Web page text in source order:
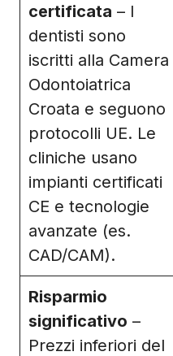
certificata – I
dentisti sono
iscritti alla Camera
Odontoiatrica
Croata e seguono
protocolli UE. Le
cliniche usano
impianti certificati
CE e tecnologie
avanzate (es.
CAD/CAM).
Risparmio
significativo –
Prezzi inferiori del